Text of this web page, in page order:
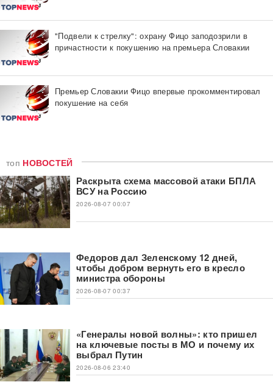
"Подвели к стрелку": охрану Фицо заподозрили в
причастности к покушению на премьера Словакии
Премьер Словакии Фицо впервые прокомментировал
покушение на себя
топ НОВОСТЕЙ
Раскрыта схема массовой атаки БПЛА
ВСУ на Россию
2026-08-07 00:07
Федоров дал Зеленскому 12 дней,
чтобы добром вернуть его в кресло
министра обороны
2026-08-07 00:37
«Генералы новой волны»: кто пришел
на ключевые посты в МО и почему их
выбрал Путин
2026-08-06 23:40